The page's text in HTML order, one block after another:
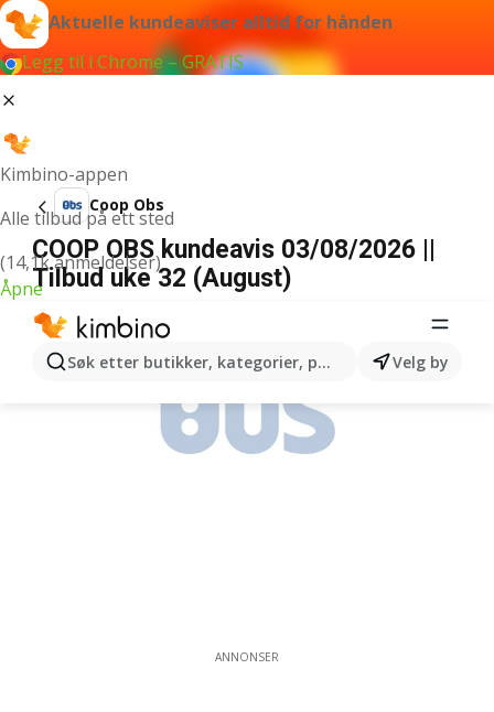
Aktuelle kundeaviser alltid for hånden
Legg til i Chrome – GRATIS
Kimbino-appen
Alle tilbud på ett sted
(14,1k anmeldelser)
Åpne
Søk etter butikker, kategorier, produkter...Velg by
Coop Obs
COOP OBS kundeavis 03/08/2026 ||
Tilbud uke 32 (August)
ANNONSER